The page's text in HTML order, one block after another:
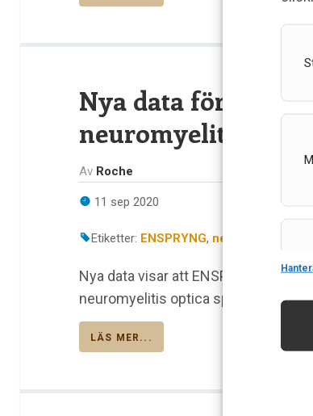
Nya data för
neuromyelitis
Av Roche
11 sep 2020
Etiketter: ENSPRYNG, neuromyelitis
Nya data visar att ENSPRYNG
neuromyelitis optica
LÄS MER...